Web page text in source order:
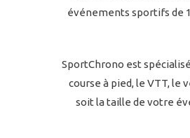
événements sportifs de
SportChrono est
course à pied, le VTT, le
soit la taille de votre